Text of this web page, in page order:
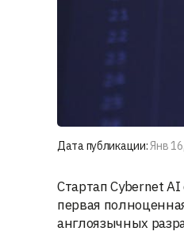
Дата публикации:Янв
Стартап Cybernet
первая
англоязычных